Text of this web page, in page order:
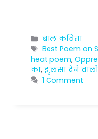
Categories
बाल कविता
Tags
Best Poem on
heat poem,
का, झुलसा देने वाली
1 Comment